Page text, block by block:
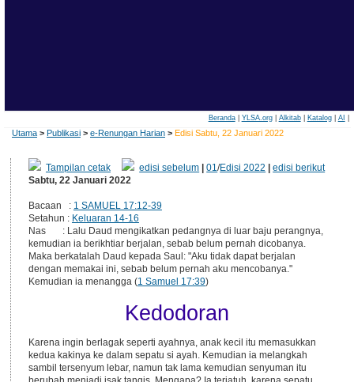
Beranda| YLSA.org| Alkitab| Katalog| AI
Utama > Publikasi > e-Renungan Harian > Edisi Sabtu, 22 Januari 2022
Tampilan cetak edisi sebelum |01/Edisi 2022 |edisi berikut
Sabtu, 22 Januari 2022
Bacaan : 1 SAMUEL 17:12-39
Setahun : Keluaran 14-16
Nas : Lalu Daud mengikatkan pedangnya di luar baju perangnya,
kemudian ia berikhtiar berjalan, sebab belum pernah dicobanya.
Maka berkatalah Daud kepada Saul: "Aku tidak dapat berjalan
dengan memakai ini, sebab belum pernah aku mencobanya."
Kemudian ia menangga (1 Samuel 17:39)
Kedodoran
Karena ingin berlagak seperti ayahnya, anak kecil itu memasukkan
kedua kakinya ke dalam sepatu si ayah. Kemudian ia melangkah
sambil tersenyum lebar, namun tak lama kemudian senyuman itu